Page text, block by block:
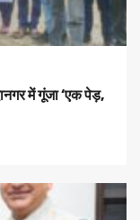
में गूंजा ‘एक पेड़,